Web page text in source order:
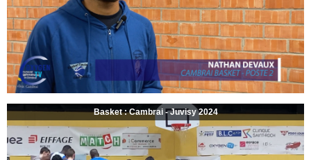
Basket : Cambrai - Juvisy 2024